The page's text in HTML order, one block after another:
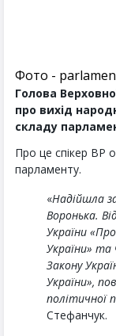
Фото -
Голова
про вихід
складу
Про це спікер ВР
парламенту.
«Надійшла
Воронька.
України
України»
Закону
України»,
політичної
Стефанчук.